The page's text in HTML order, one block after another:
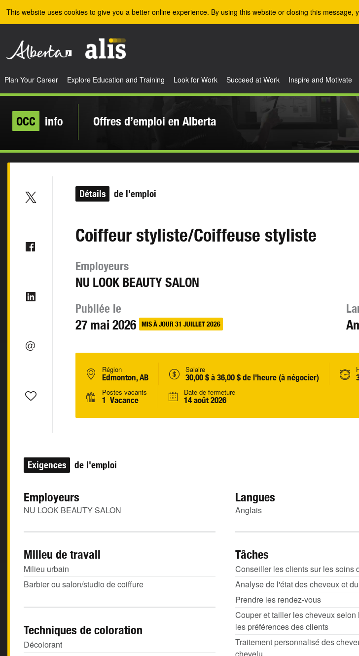
This website uses cookies to give you a better online experience. By using this website or closing this message,
Plan Your Career Explore Education and Training Look for Work Succeed at Work Inspire and Motivate
OCC info Offres d’emploi en Alberta
Détails de l'emploi
Coiffeur styliste/Coiffeuse styliste
Employeurs
NU LOOK BEAUTY SALON
Publiée le
27 mai 2026 MIS À JOUR 31 JUILLET 2026
Région
Edmonton, AB
Salaire
30,00 $ à 36,00 $ de l'heure (à négocier)
Postes vacants
1 Vacance
Date de fermeture
14 août 2026
Exigences de l'emploi
Employeurs
NU LOOK BEAUTY SALON
Langues
Anglais
Milieu de travail
Milieu urbain
Barbier ou salon/studio de coiffure
Tâches
Conseiller les clients sur les soins
Analyse de l'état des cheveux et
Prendre les rendez-vous
Couper et tailler les cheveux selon
les préférences des clients
Traitement personnalisé des
Techniques de coloration
Décolorant